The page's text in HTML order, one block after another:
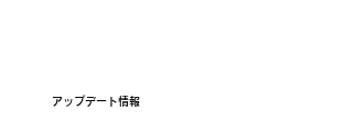
アップデート情報